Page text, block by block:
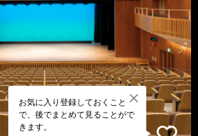
お気に入り登録しておくこと
で、後でまとめて見ることがで
きます。